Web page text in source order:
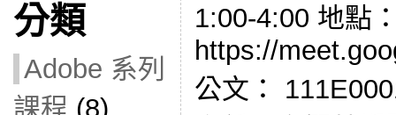
分類
Adobe 系列
課程 (8)
1:00-4:00 地點
https://
公文：